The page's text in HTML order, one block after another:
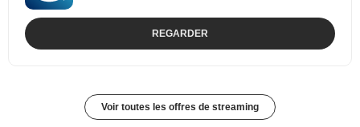
REGARDER
Voir toutes les offres de streaming